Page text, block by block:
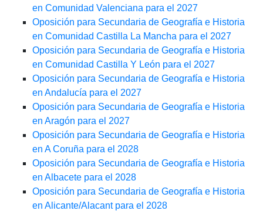
en Comunidad Valenciana para el 2027
Oposición para Secundaria de Geografía e Historia
en Comunidad Castilla La Mancha para el 2027
Oposición para Secundaria de Geografía e Historia
en Comunidad Castilla Y León para el 2027
Oposición para Secundaria de Geografía e Historia
en Andalucía para el 2027
Oposición para Secundaria de Geografía e Historia
en Aragón para el 2027
Oposición para Secundaria de Geografía e Historia
en A Coruña para el 2028
Oposición para Secundaria de Geografía e Historia
en Albacete para el 2028
Oposición para Secundaria de Geografía e Historia
en Alicante/Alacant para el 2028